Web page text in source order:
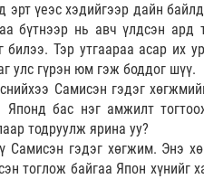
эрт үеэс хэдийгээр дайн
бүтнээр нь авч үлдсэн
билээ. Тэр утгаараа асар их
улс гүрэн юм гэж боддог шүү.
Самисэн гэдэг
Японд бас нэг амжилт
тодруулж ярина уу?
Самисэн гэдэг хөгжим. Энэ
тоглож байгаа Япон хүнийг